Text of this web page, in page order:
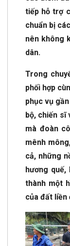
tiếp hỗ trợ
chuẩn bị
nên không
dân.
Trong
phối hợp
phục vụ
bộ, chiến sĩ
mà đoàn
mênh
cả, những
hương
thành một
của đất liền